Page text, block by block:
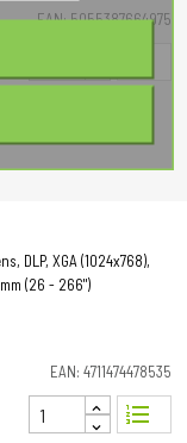
EAN: 5055387664975
DLP, XGA (1024x768),
(26 - 266")
EAN: 4711474478535
format_list_numbered